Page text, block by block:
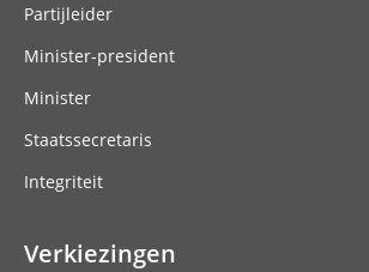
Partijleider
Minister-president
Minister
Staatssecretaris
Integriteit
Verkiezingen